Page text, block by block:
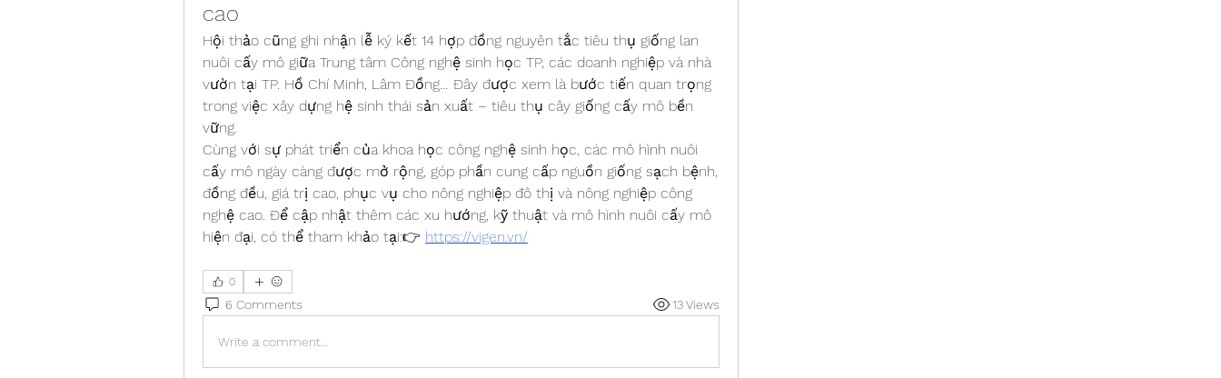
cao
Hội thảo cũng ghi nhận lễ ký kết 14 hợp đồng nguyên tắc tiêu thụ giống lan
nuôi cấy mô giữa Trung tâm Công nghệ sinh học TP, các doanh nghiệp và nhà
vườn tại TP. Hồ Chí Minh, Lâm Đồng… Đây được xem là bước tiến quan trọng
trong việc xây dựng hệ sinh thái sản xuất – tiêu thụ cây giống cấy mô bền
vững.
Cùng với sự phát triển của khoa học công nghệ sinh học, các mô hình nuôi
cấy mô ngày càng được mở rộng, góp phần cung cấp nguồn giống sạch bệnh,
đồng đều, giá trị cao, phục vụ cho nông nghiệp đô thị và nông nghiệp công
nghệ cao. Để cập nhật thêm các xu hướng, kỹ thuật và mô hình nuôi cấy mô
hiện đại, có thể tham khảo tại:👉 https://vigen.vn/
0
6 Comments 13 Views
Write a comment...